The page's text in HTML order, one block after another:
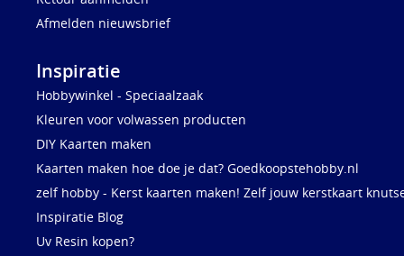
Afmelden nieuwsbrief
Inspiratie
Hobbywinkel - Speciaalzaak
Kleuren voor volwassen producten
DIY Kaarten maken
Kaarten maken hoe doe je dat? Goedkoopstehobby.nl
zelf hobby - Kerst kaarten maken! Zelf jouw kerstkaart
Inspiratie Blog
Uv Resin kopen?